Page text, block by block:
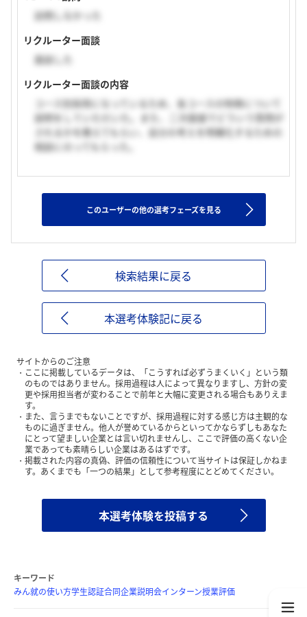
訪問しなかった
リクルーター面談
面談した
リクルーター面談の内容
コース別採用になっているため、各コースの特徴について
説明をしていただいた。また、二次面接でどういう質問が
されるかを教えてもらい、自分の考えを明確化するための
相談にのってもらった。
このユーザーの他の選考フェーズを見る
検索結果に戻る
本選考体験記に戻る
サイトからのご注意
ここに掲載しているデータは、「こうすれば必ずうまくいく」という類
のものではありません。採用過程は人によって異なりますし、方針の変
更や採用担当者が変わることで前年と大幅に変更される場合もありえま
す。
また、言うまでもないことですが、採用過程に対する感じ方は主観的な
ものに過ぎません。他人が誉めているからといってかならずしもあなた
にとって望ましい企業とは言い切れませんし、ここで評価の高くない企
業であっても素晴らしい企業はあるはずです。
掲載された内容の真偽、評価の信頼性について当サイトは保証しかねま
す。あくまでも「一つの結果」として参考程度にとどめてください。
本選考体験を投稿する
キーワード
みん就の使い方学生認証合同企業説明会インターン授業評価